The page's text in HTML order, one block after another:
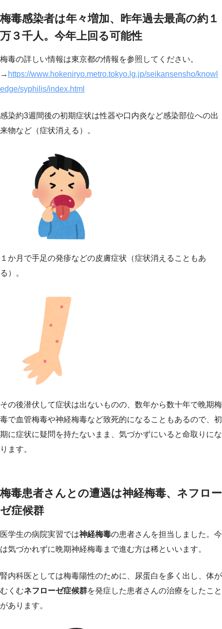
梅毒感染者は年々増加、昨年過去最高の約１
万３千人。今年上回る可能性
梅毒の詳しい情報は東京都の情報を参照してください。
→ https://www.hokeniryo.metro.tokyo.lg.jp/seikansensho/knowl
edge/syphilis/index.html
感染約3週間後の初期症状は性器や口内炎など感染部位への出
来物など（症状消える）。
１か月で手足の発疹などの皮膚症状（症状消えることもあ
る）。
その後潜伏して症状は出ないものの、数年から数十年で晩期梅
毒で血管梅毒や神経梅毒など致死的になることもあるので、初
期に症状に疑問を持たないまま、気づかずにいると命取りにな
ります。
梅毒患者さんとの遭遇は神経梅毒、ネフロー
ゼ症候群
医学生の病院実習では神経梅毒の患者さんを担当しました。今
は気づかれずに晩期神経梅毒まで進む方は稀といいます。
腎内科医としては梅毒陽性のために、尿蛋白を多く出し、体が
むくむネフローゼ症候群を発症した患者さんの治療をしたこと
があります。